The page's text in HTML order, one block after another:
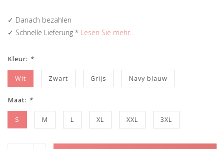
✓ Danach bezahlen
✓ Schnelle Lieferung * Lesen Sie mehr..
Kleur: *
Wit Zwart Grijs Navy blauw
Maat: *
S M L XL XXL 3XL